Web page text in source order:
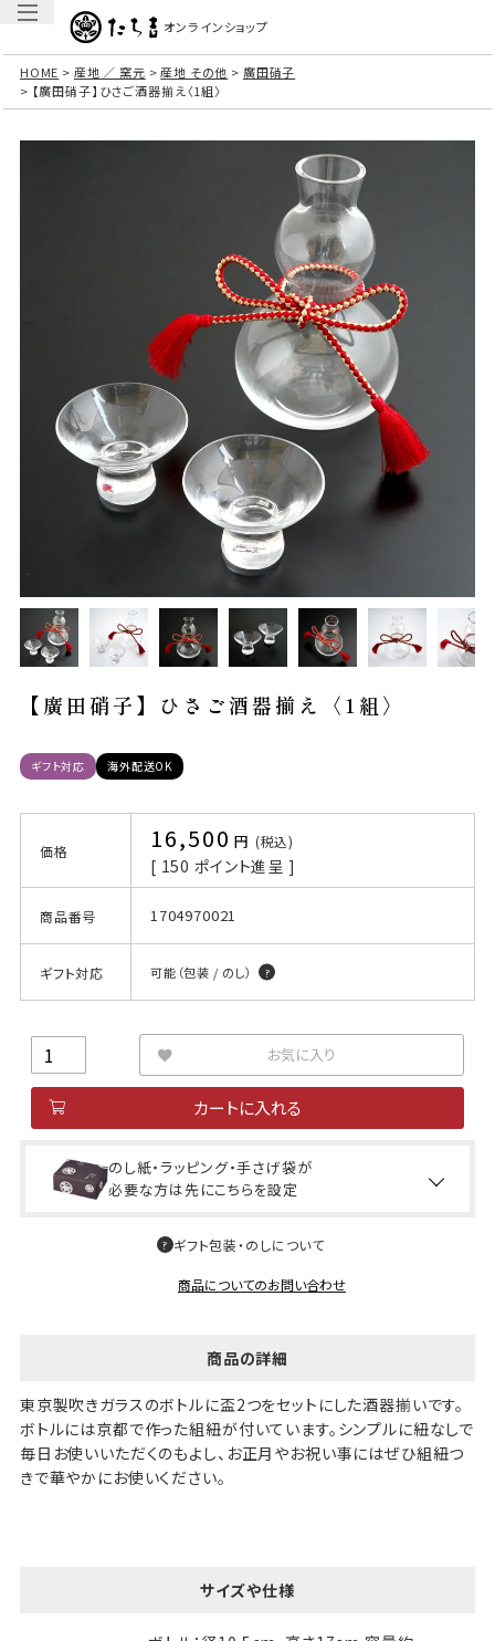
オンラインショップ
HOME 産地 ／ 窯元 産地 その他
廣田硝子
【廣田硝子】ひさご酒器揃え〈1組〉
【廣田硝子】ひさご酒器揃え〈1組〉
ギフト対応 海外配送OK
価格 16,500 税込
[ 150 ポイント進呈 ]
商品番号 1704970021
ギフト対応 可能（包装 / のし）
お気に入り
カートに入れる
のし紙・ラッピング・手さげ袋が
必要な方は先にこちらを設定
ギフト包装・のしについて
商品についてのお問い合わせ
商品の詳細
東京製吹きガラスのボトルに盃2つをセットにした酒器揃いです。
ボトルには京都で作った組紐が付いています。シンプルに紐なしで
毎日お使いいただくのもよし、お正月やお祝い事にはぜひ組紐つ
きで華やかにお使いください。
サイズや仕様